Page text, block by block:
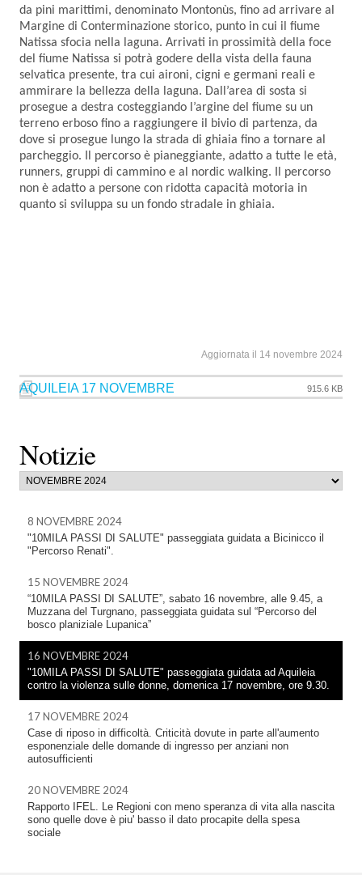
Notizie
8 NOVEMBRE 2024
"10MILA PASSI DI SALUTE" passeggiata guidata a Bicinicco il
"Percorso Renati".
15 NOVEMBRE 2024
“10MILA PASSI DI SALUTE”, sabato 16 novembre, alle 9.45, a
Muzzana del Turgnano, passeggiata guidata sul “Percorso del
bosco planiziale Lupanica”
16 NOVEMBRE 2024
"10MILA PASSI DI SALUTE" passeggiata guidata ad Aquileia
contro la violenza sulle donne, domenica 17 novembre, ore 9.30.
17 NOVEMBRE 2024
Case di riposo in difficoltà. Criticità dovute in parte all'aumento
esponenziale delle domande di ingresso per anziani non
autosufficienti
20 NOVEMBRE 2024
Rapporto IFEL. Le Regioni con meno speranza di vita alla nascita
sono quelle dove è piu' basso il dato procapite della spesa
sociale
da pini marittimi, denominato Montonùs, fino ad arrivare al
Margine di Conterminazione storico, punto in cui il fiume
Natissa sfocia nella laguna. Arrivati in prossimità della foce
del fiume Natissa si potrà godere della vista della fauna
selvatica presente, tra cui aironi, cigni e germani reali e
ammirare la bellezza della laguna. Dall’area di sosta si
prosegue a destra costeggiando l’argine del fiume su un
terreno erboso fino a raggiungere il bivio di partenza, da
dove si prosegue lungo la strada di ghiaia fino a tornare al
parcheggio. Il percorso è pianeggiante, adatto a tutte le età,
runners, gruppi di cammino e al nordic walking. Il percorso
non è adatto a persone con ridotta capacità motoria in
quanto si sviluppa su un fondo stradale in ghiaia.
Aggiornata il 14 novembre 2024
AQUILEIA 17 NOVEMBRE 915.6 KB